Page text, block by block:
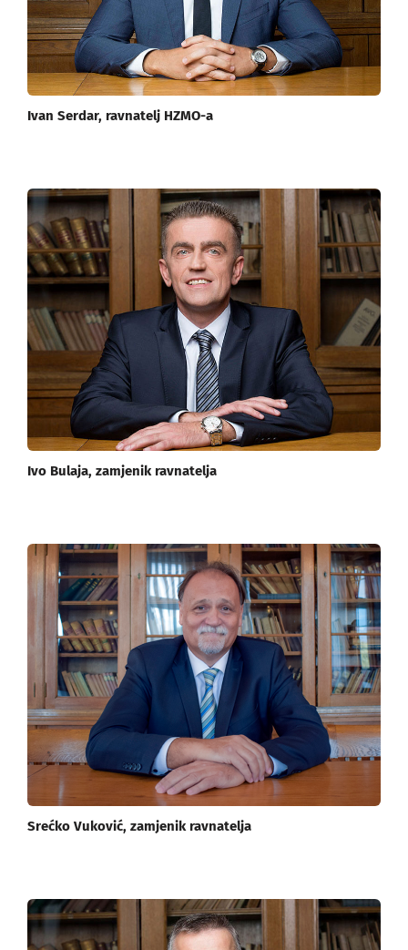
Ivan Serdar, ravnatelj HZMO-a
Ivo Bulaja, zamjenik ravnatelja
Srećko Vuković, zamjenik ravnatelja